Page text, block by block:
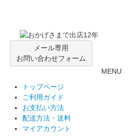
メール専用
お問い合わせフォーム
MENU
トップページ
ご利用ガイド
お支払い方法
配送方法・送料
マイアカウント